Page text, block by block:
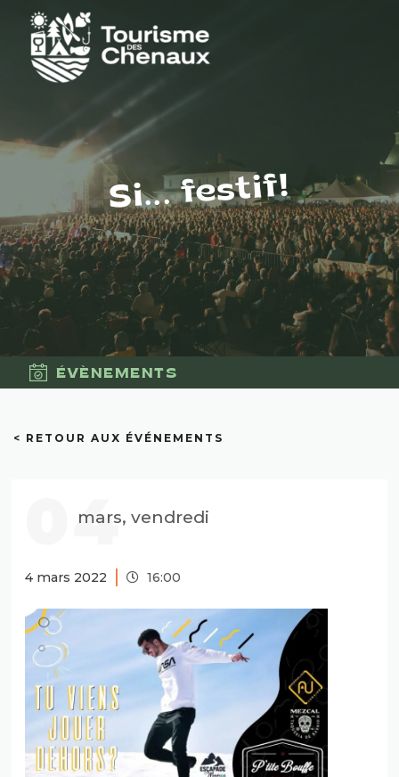
Si... festif!
ÉVÈNEMENTS
< RETOUR AUX ÉVÉNEMENTS
04
mars, vendredi
4 mars 2022 16:00